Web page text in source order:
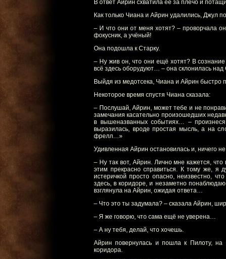
В ответ Айрин схватила её за плечо и
Как только Чиана и Айрин удалились, Джул
– И что они от меня хотят? – проворчала
фокусник, а учёный!
Она подошла к Старку.
– Ну жив он, что они ещё хотят? В сознание
всё здесь оборудуют… – она склонилась над
Выйдя из медотсека, Чиана и Айрин быстро
Некоторое время спустя Чиана сказала:
– Послушай, Айрин, может тебе и не
замечания касательно произошедших
в вышеназванных событиях… –
выразилась, вроде простая мысль, а на
фрелл…»
Удивленная Айрин остановилась и, ничего
– Ну так вот, Айрин. Лично мне кажется,
этим прекрасно справиться. К тому же, я
истеричкой просто опасно, неизвестно,
здесь, в коридоре, и незаметно
взглянула на Айрин, ожидая ответа…
– Что это ты задумала? – сказала Айрин,
– Я же говорю, что сама ещё не уверена…
– А ну тебя, делай, что хочешь.
Айрин повернулась и пошла к Пилоту, на
коридора.